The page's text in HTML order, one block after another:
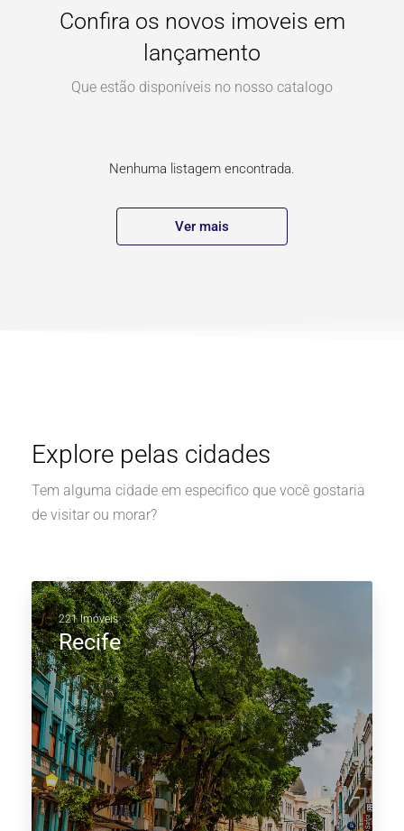
Confira os novos imoveis em
lançamento
Que estão disponíveis no nosso catalogo
Nenhuma listagem encontrada.
Ver mais
Explore pelas cidades
Tem alguma cidade em especifico que você gostaria
de visitar ou morar?
221 Imóveis
Recife